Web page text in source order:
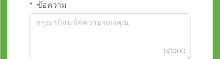
ข้อความ
0/1000